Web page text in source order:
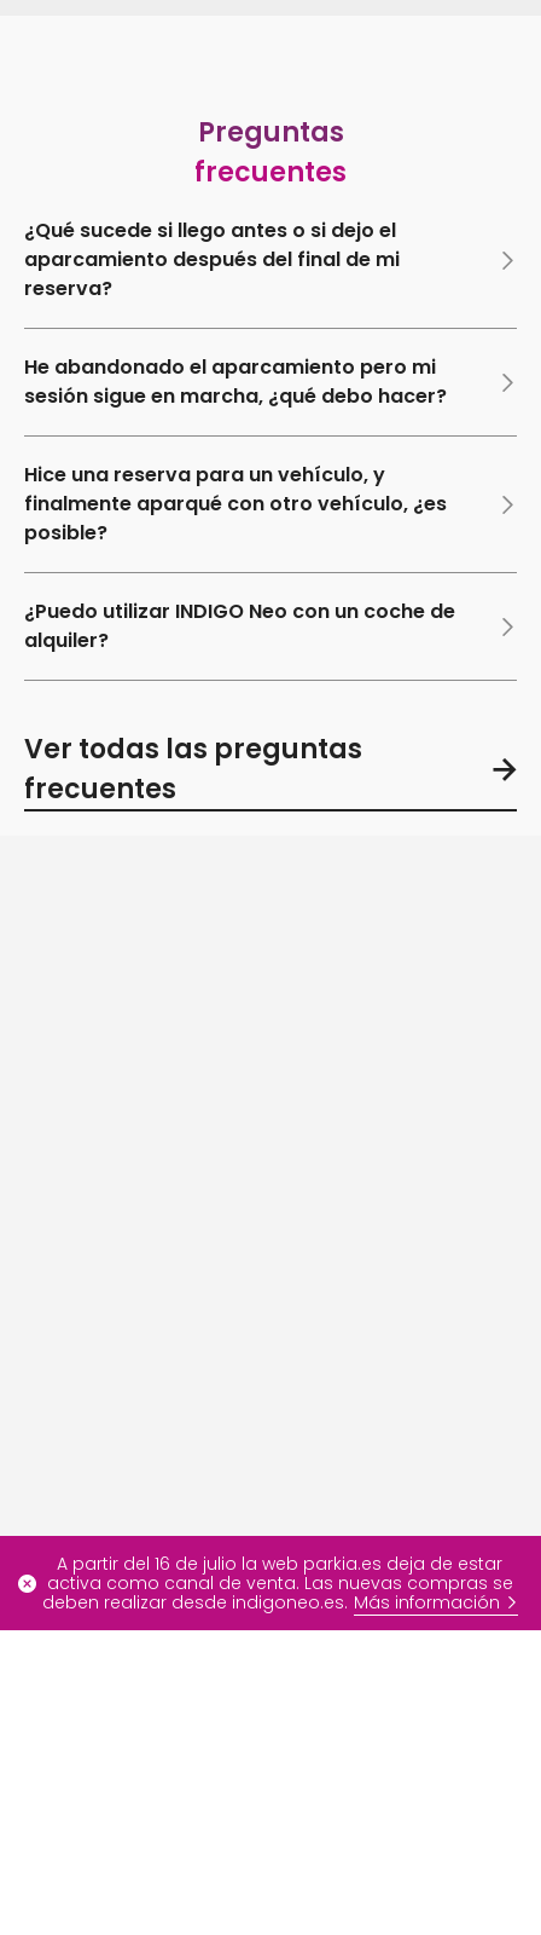
A partir del 16 de julio la web parkia.es deja de estar
activa como canal de venta. Las nuevas compras se
deben realizar desde indigoneo.es. Más información
Preguntas
frecuentes
¿Qué sucede si llego antes o si dejo el
aparcamiento después del final de mi
reserva?
He abandonado el aparcamiento pero mi
sesión sigue en marcha, ¿qué debo hacer?
Hice una reserva para un vehículo, y
finalmente aparqué con otro vehículo, ¿es
posible?
¿Puedo utilizar INDIGO Neo con un coche de
alquiler?
Ver todas las preguntas
frecuentes